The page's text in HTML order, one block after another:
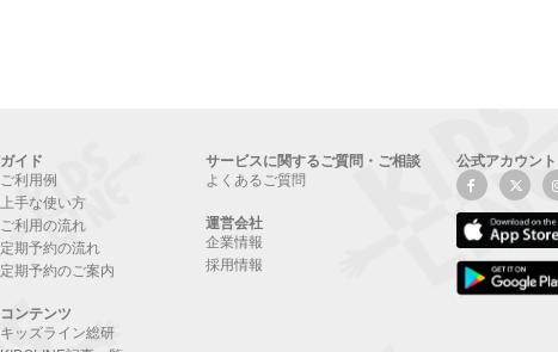
ガイド
ご利用例
上手な使い方
ご利用の流れ
定期予約の流れ
定期予約のご案内
コンテンツ
キッズライン総研
サービスに関するご質問・ご相談
よくあるご質問
運営会社
企業情報
採用情報
公式アカウント